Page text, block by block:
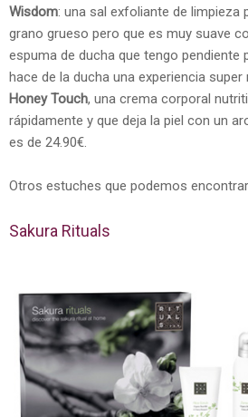
Wisdom: una sal exfoliante de limpieza
grano grueso pero que es muy suave
espuma de ducha que tengo pendiente
hace de la ducha una experiencia
Honey Touch, una crema corporal
rápidamente y que deja la piel con un
es de 24.90€.
Otros estuches que podemos
Sakura Rituals